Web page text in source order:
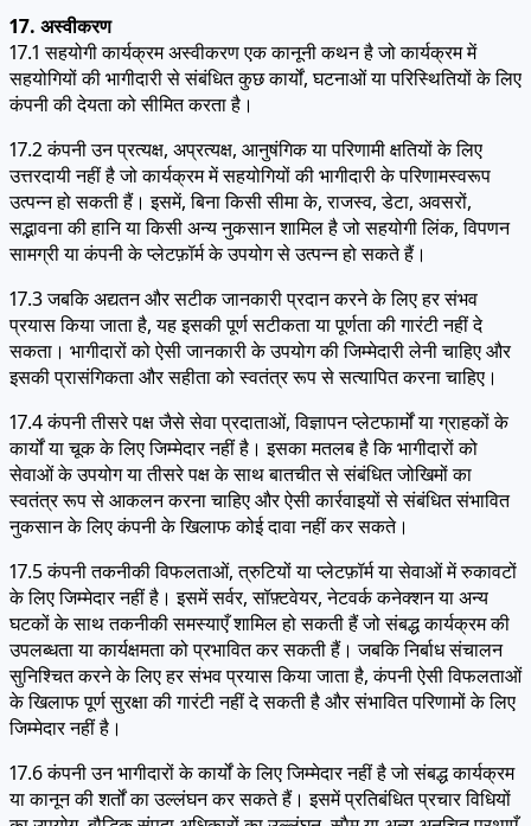
17. अस्वीकरण
17.1 सहयोगी कार्यक्रम अस्वीकरण एक कानूनी कथन है जो कार्यक्रम में
सहयोगियों की भागीदारी से संबंधित कुछ कार्यों, घटनाओं या परिस्थितियों के लिए
कंपनी की देयता को सीमित करता है।
17.2 कंपनी उन प्रत्यक्ष, अप्रत्यक्ष, आनुषंगिक या परिणामी क्षतियों के लिए
उत्तरदायी नहीं है जो कार्यक्रम में सहयोगियों की भागीदारी के परिणामस्वरूप
उत्पन्न हो सकती हैं। इसमें, बिना किसी सीमा के, राजस्व, डेटा, अवसरों,
सद्भावना की हानि या किसी अन्य नुकसान शामिल है जो सहयोगी लिंक, विपणन
सामग्री या कंपनी के प्लेटफ़ॉर्म के उपयोग से उत्पन्न हो सकते हैं।
17.3 जबकि अद्यतन और सटीक जानकारी प्रदान करने के लिए हर संभव
प्रयास किया जाता है, यह इसकी पूर्ण सटीकता या पूर्णता की गारंटी नहीं दे
सकता। भागीदारों को ऐसी जानकारी के उपयोग की जिम्मेदारी लेनी चाहिए और
इसकी प्रासंगिकता और सहीता को स्वतंत्र रूप से सत्यापित करना चाहिए।
17.4 कंपनी तीसरे पक्ष जैसे सेवा प्रदाताओं, विज्ञापन प्लेटफार्मों या ग्राहकों के
कार्यों या चूक के लिए जिम्मेदार नहीं है। इसका मतलब है कि भागीदारों को
सेवाओं के उपयोग या तीसरे पक्ष के साथ बातचीत से संबंधित जोखिमों का
स्वतंत्र रूप से आकलन करना चाहिए और ऐसी कार्रवाइयों से संबंधित संभावित
नुकसान के लिए कंपनी के खिलाफ कोई दावा नहीं कर सकते।
17.5 कंपनी तकनीकी विफलताओं, त्रुटियों या प्लेटफ़ॉर्म या सेवाओं में रुकावटों
के लिए जिम्मेदार नहीं है। इसमें सर्वर, सॉफ़्टवेयर, नेटवर्क कनेक्शन या अन्य
घटकों के साथ तकनीकी समस्याएँ शामिल हो सकती हैं जो संबद्ध कार्यक्रम की
उपलब्धता या कार्यक्षमता को प्रभावित कर सकती हैं। जबकि निर्बाध संचालन
सुनिश्चित करने के लिए हर संभव प्रयास किया जाता है, कंपनी ऐसी विफलताओं
के खिलाफ पूर्ण सुरक्षा की गारंटी नहीं दे सकती है और संभावित परिणामों के लिए
जिम्मेदार नहीं है।
17.6 कंपनी उन भागीदारों के कार्यों के लिए जिम्मेदार नहीं है जो संबद्ध कार्यक्रम
या कानून की शर्तों का उल्लंघन कर सकते हैं। इसमें प्रतिबंधित प्रचार विधियों